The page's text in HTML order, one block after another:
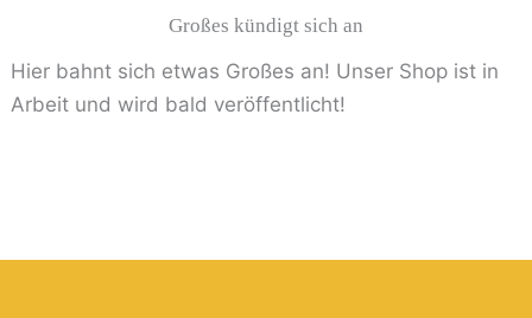
Großes kündigt sich an
Hier bahnt sich etwas Großes an! Unser Shop ist in
Arbeit und wird bald veröffentlicht!